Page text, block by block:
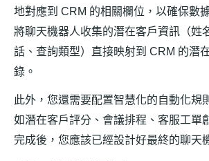
地對應到 CRM 的相關欄位，以確保數
將聊天機器人收集的潛在客戶資訊（姓
話、查詢類型）直接映射到 CRM 的潛
錄。
此外，您還需要配置智慧化的自動化規
如潛在客戶評分、會議排程、客服工單
完成後，您應該已經設計好最終的聊天